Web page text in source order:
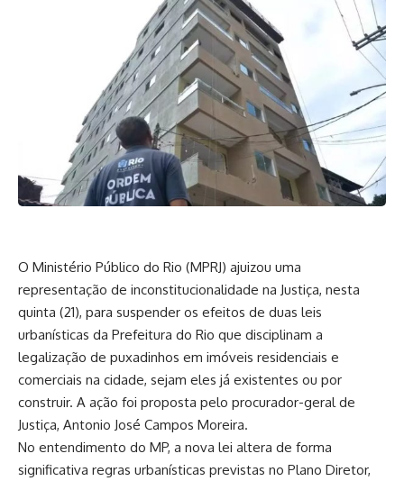
O Ministério Público do Rio (MPRJ) ajuizou uma
representação de inconstitucionalidade na Justiça, nesta
quinta (21), para suspender os efeitos de duas leis
urbanísticas da Prefeitura do Rio que disciplinam a
legalização de puxadinhos em imóveis residenciais e
comerciais na cidade, sejam eles já existentes ou por
construir. A ação foi proposta pelo procurador-geral de
Justiça, Antonio José Campos Moreira.
No entendimento do MP, a nova lei altera de forma
significativa regras urbanísticas previstas no Plano Diretor,